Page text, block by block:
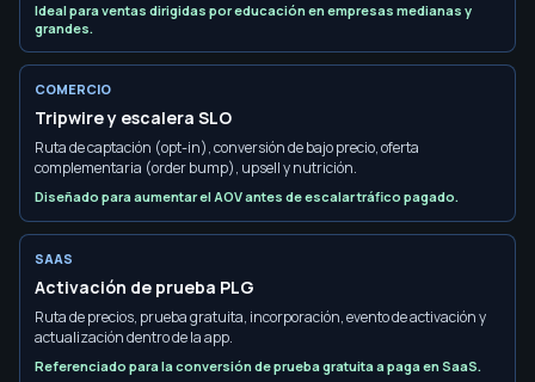
Ideal para ventas dirigidas por educación en empresas medianas y
grandes.
COMERCIO
Tripwire y escalera SLO
Ruta de captación (opt-in), conversión de bajo precio, oferta
complementaria (order bump), upsell y nutrición.
Diseñado para aumentar el AOV antes de escalar tráfico pagado.
SAAS
Activación de prueba PLG
Ruta de precios, prueba gratuita, incorporación, evento de activación y
actualización dentro de la app.
Referenciado para la conversión de prueba gratuita a paga en SaaS.